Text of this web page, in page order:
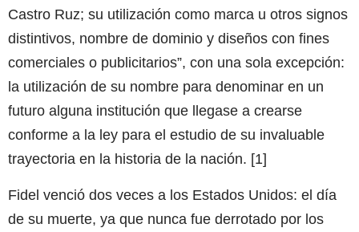
Castro Ruz; su utilización como marca u otros signos
distintivos, nombre de dominio y diseños con fines
comerciales o publicitarios”, con una sola excepción:
la utilización de su nombre para denominar en un
futuro alguna institución que llegase a crearse
conforme a la ley para el estudio de su invaluable
trayectoria en la historia de la nación. [1]
Fidel venció dos veces a los Estados Unidos: el día
de su muerte, ya que nunca fue derrotado por los